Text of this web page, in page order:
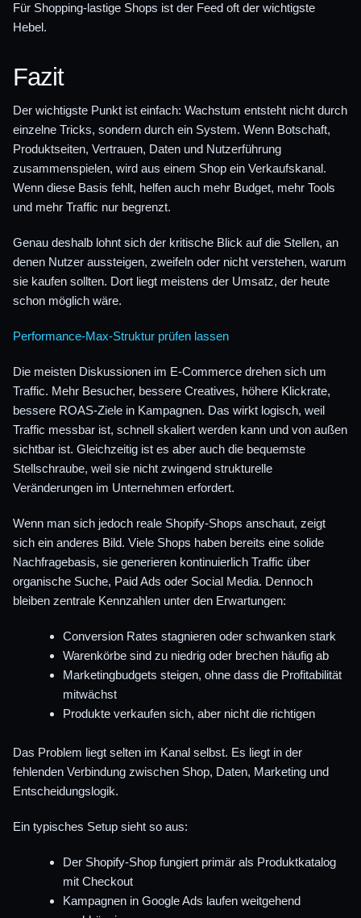
Für Shopping-lastige Shops ist der Feed oft der wichtigste
Hebel.
Fazit
Der wichtigste Punkt ist einfach: Wachstum entsteht nicht durch
einzelne Tricks, sondern durch ein System. Wenn Botschaft,
Produktseiten, Vertrauen, Daten und Nutzerführung
zusammenspielen, wird aus einem Shop ein Verkaufskanal.
Wenn diese Basis fehlt, helfen auch mehr Budget, mehr Tools
und mehr Traffic nur begrenzt.
Genau deshalb lohnt sich der kritische Blick auf die Stellen, an
denen Nutzer aussteigen, zweifeln oder nicht verstehen, warum
sie kaufen sollten. Dort liegt meistens der Umsatz, der heute
schon möglich wäre.
Performance-Max-Struktur prüfen lassen
Die meisten Diskussionen im E-Commerce drehen sich um
Traffic. Mehr Besucher, bessere Creatives, höhere Klickrate,
bessere ROAS-Ziele in Kampagnen. Das wirkt logisch, weil
Traffic messbar ist, schnell skaliert werden kann und von außen
sichtbar ist. Gleichzeitig ist es aber auch die bequemste
Stellschraube, weil sie nicht zwingend strukturelle
Veränderungen im Unternehmen erfordert.
Wenn man sich jedoch reale Shopify-Shops anschaut, zeigt
sich ein anderes Bild. Viele Shops haben bereits eine solide
Nachfragebasis, sie generieren kontinuierlich Traffic über
organische Suche, Paid Ads oder Social Media. Dennoch
bleiben zentrale Kennzahlen unter den Erwartungen:
Conversion Rates stagnieren oder schwanken stark
Warenkörbe sind zu niedrig oder brechen häufig ab
Marketingbudgets steigen, ohne dass die Profitabilität
mitwächst
Produkte verkaufen sich, aber nicht die richtigen
Das Problem liegt selten im Kanal selbst. Es liegt in der
fehlenden Verbindung zwischen Shop, Daten, Marketing und
Entscheidungslogik.
Ein typisches Setup sieht so aus:
Der Shopify-Shop fungiert primär als Produktkatalog
mit Checkout
Kampagnen in Google Ads laufen weitgehend